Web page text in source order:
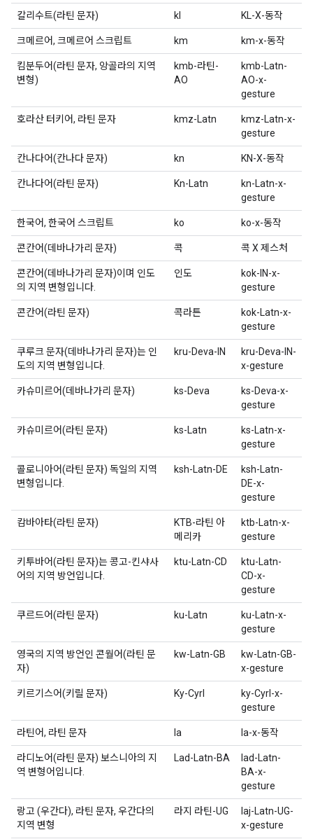
칼리수트(라틴 문자) kl KL-X-동작
크메르어, 크메르어 스크립트 km km-x-동작
킴분두어(라틴 문자, 앙골라의 지역
변형)
kmb-라틴-
AO
kmb-Latn-
AO-x-
gesture
호라산 터키어, 라틴 문자 kmz-Latn
kmz-Latn-x-
gesture
칸나다어(칸나다 문자) kn KN-X-동작
칸나다어(라틴 문자) Kn-Latn
kn-Latn-x-
gesture
한국어, 한국어 스크립트 ko ko-x-동작
콘칸어(데바나가리 문자) 콕 콕 X 제스처
콘칸어(데바나가리 문자)이며 인도
의 지역 변형입니다.
인도
kok-IN-x-
gesture
콘칸어(라틴 문자) 콕라튼
kok-Latn-x-
gesture
쿠루크 문자(데바나가리 문자)는 인
도의 지역 변형입니다.
kru-Deva-IN
kru-Deva-IN-
x-gesture
카슈미르어(데바나가리 문자) ks-Deva
ks-Deva-x-
gesture
카슈미르어(라틴 문자) ks-Latn
ks-Latn-x-
gesture
콜로니아어(라틴 문자) 독일의 지역
변형입니다.
ksh-Latn-DE
ksh-Latn-
DE-x-
gesture
캄바아타(라틴 문자)
KTB-라틴 아
메리카
ktb-Latn-x-
gesture
키투바어(라틴 문자)는 콩고-킨샤사
어의 지역 방언입니다.
ktu-Latn-CD
ktu-Latn-
CD-x-
gesture
쿠르드어(라틴 문자) ku-Latn
ku-Latn-x-
gesture
영국의 지역 방언인 콘월어(라틴 문
자)
kw-Latn-GB
kw-Latn-GB-
x-gesture
키르기스어(키릴 문자) Ky-Cyrl
ky-Cyrl-x-
gesture
라틴어, 라틴 문자 la la-x-동작
라디노어(라틴 문자) 보스니아의 지
역 변형어입니다.
Lad-Latn-BA
lad-Latn-
BA-x-
gesture
랑고 (우간다), 라틴 문자, 우간다의
지역 변형
라지 라틴-UG
laj-Latn-UG-
x-gesture